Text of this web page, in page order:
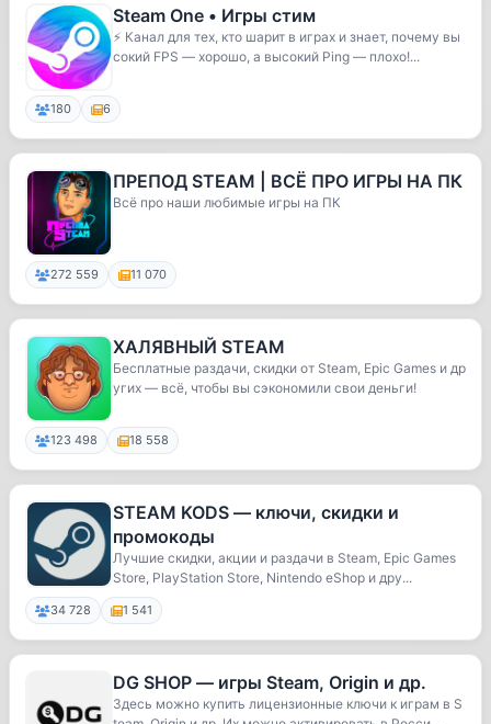
Steam One • Игры стим
⚡️ Канал для тех, кто шарит в играх и знает, почему вы
сокий FPS — хорошо, а высокий Ping — плохо!...
180 6
ПРЕПОД STEAM | ВСЁ ПРО ИГРЫ НА ПК
Всё про наши любимые игры на ПК
272 559 11 070
ХАЛЯВНЫЙ STEAM
Бесплатные раздачи, скидки от Steam, Epic Games и др
угих — всё, чтобы вы сэкономили свои деньги!
123 498 18 558
STEAM KODS — ключи, скидки и
промокоды
Лучшие скидки, акции и раздачи в Steam, Epic Games
Store, PlayStation Store, Nintendo eShop и дру...
34 728 1 541
DG SHOP — игры Steam, Origin и др.
Здесь можно купить лицензионные ключи к играм в S